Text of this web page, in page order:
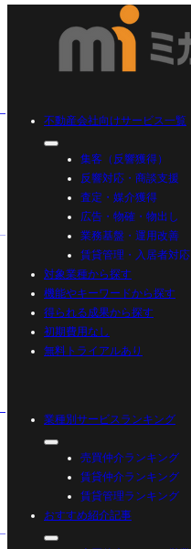
不動産会社向けサービス一覧
集客（反響獲得）
反響対応・商談支援
査定・媒介獲得
広告・物確・物出し
業務基盤・運用改善
賃貸管理・入居者対応
対象業種から探す
機能やキーワードから探す
得られる成果から探す
初期費用なし
無料トライアルあり
業種別サービスランキング
売買仲介ランキング
賃貸仲介ランキング
賃貸管理ランキング
おすすめ紹介記事